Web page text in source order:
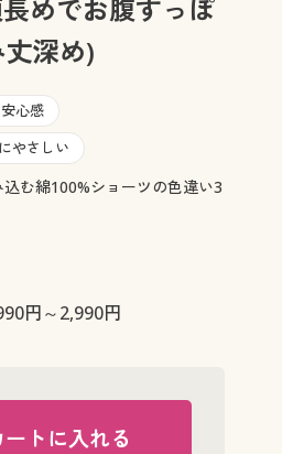
ズ
・制服
めでお腹すっぽ
深め)
心感
やさしい
む綿100%ショーツの色違い3
円～2,990円
トに入れる